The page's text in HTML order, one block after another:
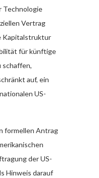
Technologie
Vertrag
Kapitalstruktur
für künftige
auf, ein
US-
formellen Antrag
der US-
Hinweis darauf